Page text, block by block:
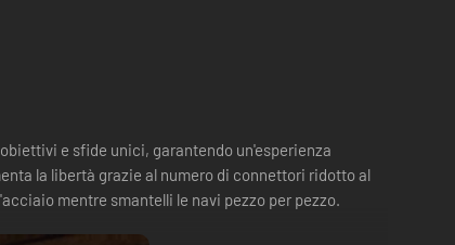
e sfide unici, garantendo un'esperienza
la libertà grazie al numero di connettori ridotto al
mentre smantelli le navi pezzo per pezzo.